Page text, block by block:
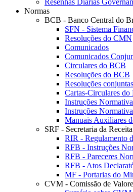
Normas
BCB - Banco Central do
SFN - Sistema
Resoluções do CMN
Comunicados
Comunicados
Circulares do BCB
Resoluções do BCB
Resoluções conjuntas
Cartas-Circulares do
Instruções
Instruções
Manuais Auxiliares
SRF - Secretaria da
RIR - Regulamento
RFB - Instruções
RFB - Pareceres
RFB - Atos
MF - Portarias do
CVM - Comissão de